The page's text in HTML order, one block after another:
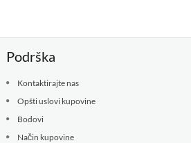
Podrška
Kontaktirajte nas
Opšti uslovi kupovine
Bodovi
Način kupovine